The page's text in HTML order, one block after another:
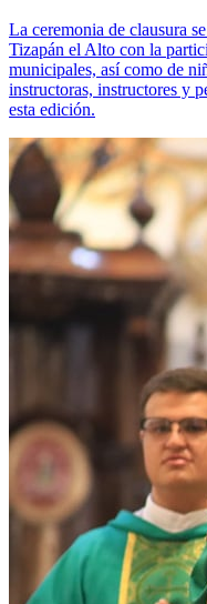
La ceremonia de clausura
Tizapán el Alto con la
municipales, así como de
instructoras, instructores y
esta edición.